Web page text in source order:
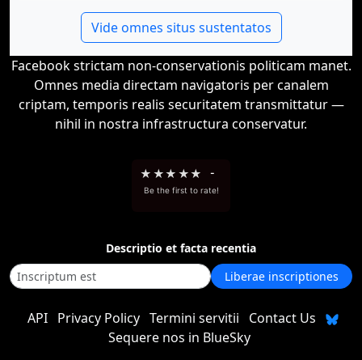
Vide omnes situs sustentatos
Facebook strictam non-conservationis politicam manet.
Omnes media directam navigatoris per canalem
criptam, temporis realis securitatem transmittatur —
nihil in nostra infrastructura conservatur.
★ ★★ ★★ -
Be the first to rate!
Descriptio et facta recentia
Liberae inscriptiones
API Privacy Policy Termini servitii
Contact Us
Sequere nos in BlueSky